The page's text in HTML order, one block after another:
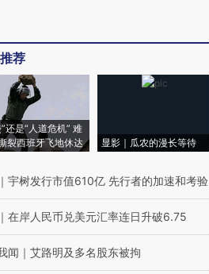
荐
还是“人道危机” 难
裂西班牙飞地休达
显影｜瓜农的漫长等待
｜ 宇树发行市值610亿 先行者的加速和考验
｜ 在岸人民币兑美元汇率连日升破6.75
闻 ｜ 艾路明及多名股东被拘